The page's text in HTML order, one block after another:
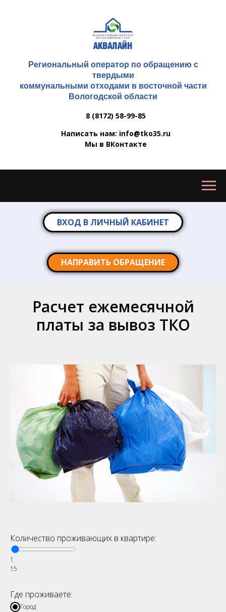
Региональный оператор по обращению с
твердыми
коммунальными отходами в восточной части
Вологодской области
8 (8172) 58-99-85
Написать нам: info@tko35.ru
Мы в ВКонтакте
ВХОД В ЛИЧНЫЙ КАБИНЕТ
НАПРАВИТЬ ОБРАЩЕНИЕ
Расчет ежемесячной
платы за вывоз ТКО
Количество проживающих в квартире:
1
15
Где проживаете:
Город